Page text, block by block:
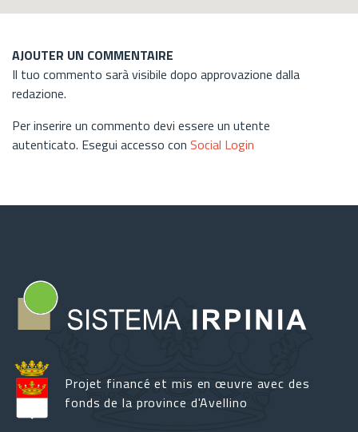
AJOUTER UN COMMENTAIRE
Il tuo commento sarà visibile dopo approvazione dalla
redazione.
Per inserire un commento devi essere un utente
autenticato. Esegui accesso con Social Login
Projet financé et mis en œuvre avec des
fonds de la province d'Avellino